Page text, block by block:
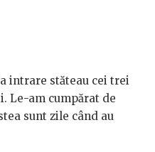
intrare stăteau cei trei
Le-am cumpărat de
sunt zile când au